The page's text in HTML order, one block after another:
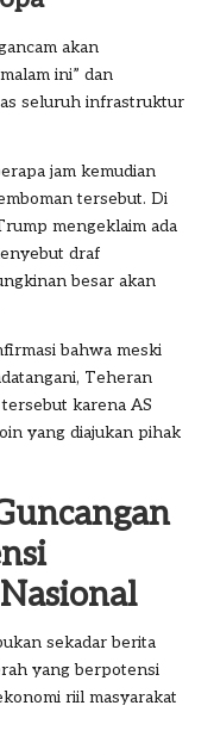
akan
ini” dan
seluruh infrastruktur
jam kemudian
tersebut. Di
mengeklaim ada
draf
besar akan
bahwa meski
Teheran
karena AS
yang diajukan pihak
sekadar berita
yang berpotensi
riil masyarakat